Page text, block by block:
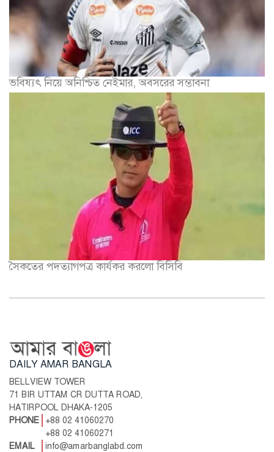
ভবিষ্যৎ নিয়ে অনিশ্চিত নেইমার, অবসরের সম্ভাবনা
সৈকতের পদত্যাগপত্র কার্যকর করলো বিসিবি
DAILY AMAR BANGLA
BELLVIEW TOWER
71 BIR UTTAM CR DUTTA ROAD,
HATIRPOOL DHAKA-1205
PHONE
+88 02 41060270
+88 02 41060271
EMAIL
info@amarbanglabd.com